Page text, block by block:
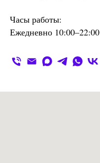
Часы работы:
Ежедневно 10:00–22:00